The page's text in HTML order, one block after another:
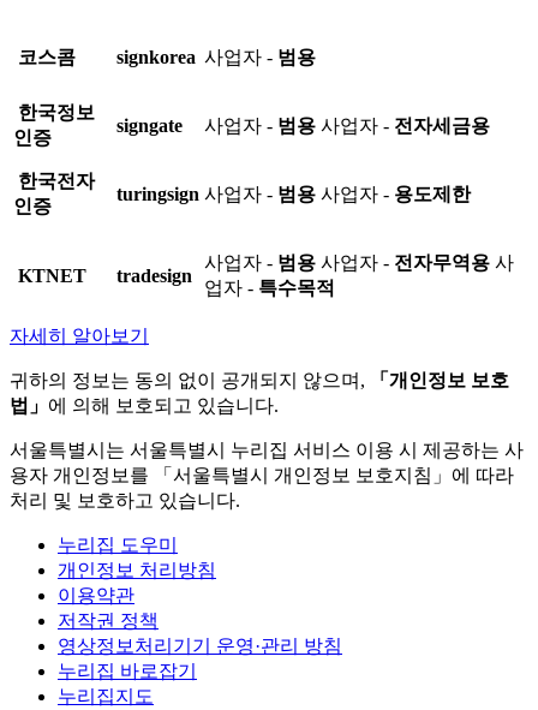
코스콤 signkorea 사업자 - 범용
한국정보
인증
signgate 사업자 - 범용 사업자 - 전자세금용
한국전자
인증
turingsign 사업자 - 범용 사업자 - 용도제한
KTNET tradesign
사업자 - 범용 사업자 - 전자무역용 사
업자 - 특수목적
자세히 알아보기
귀하의 정보는 동의 없이 공개되지 않으며,
「개인정보 보호
법」 에 의해 보호되고 있습니다.
서울특별시는 서울특별시 누리집 서비스 이용 시 제공하는 사
용자 개인정보를 「서울특별시 개인정보 보호지침」에 따라
처리 및 보호하고 있습니다.
누리집 도우미
개인정보 처리방침
이용약관
저작권 정책
영상정보처리기기 운영·관리 방침
누리집 바로잡기
누리집지도